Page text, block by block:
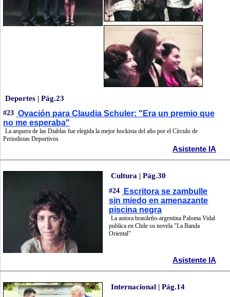
Deportes | Pág.23
#23 Ovación para Claudia Schuler: "Era un premio que
no me esperaba"
La arquera de las Diablas fue elegida la mejor hockista del año por el Círculo de
Periodistas Deportivos
Asistente IA
Cultura | Pág.30
#24
Escritora se zambulle
sin miedo en amenazante
piscina negra
La autora brasileño-argentina Paloma Vidal
publica en Chile su novela "La Banda
Oriental"
Asistente IA
Internacional | Pág.14